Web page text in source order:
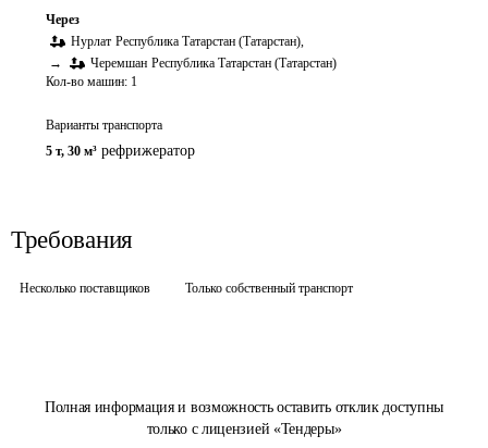
Полная информация и возможность оставить отклик доступны
только с лицензией «Тендеры»
Через
Нурлат Республика Татарстан (Татарстан),
→
Черемшан Республика Татарстан (Татарстан)
Кол-во машин: 1
Варианты транспорта
5 т, 30 м³ рефрижератор
Требования
Несколько поставщиков Только собственный транспорт